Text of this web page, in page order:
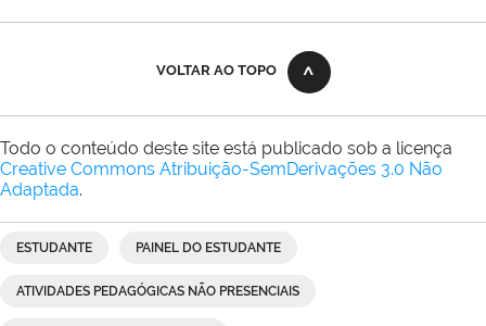
VOLTAR AO TOPO
Todo o conteúdo deste site está publicado sob a licença
Creative Commons Atribuição-SemDerivações 3.0 Não
Adaptada.
ESTUDANTE PAINEL DO ESTUDANTE
ATIVIDADES PEDAGÓGICAS NÃO PRESENCIAIS